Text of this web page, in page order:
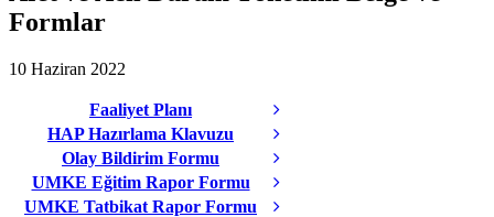
Formlar
10 Haziran 2022
Faaliyet Planı
HAP Hazırlama Klavuzu
Olay Bildirim Formu
UMKE Eğitim Rapor Formu
UMKE Tatbikat Rapor Formu